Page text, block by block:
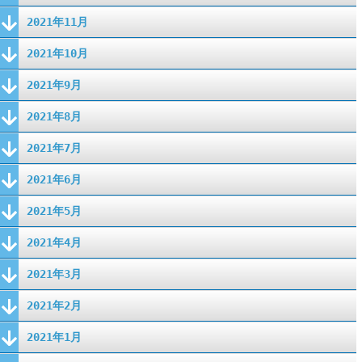
2021年11月
2021年10月
2021年9月
2021年8月
2021年7月
2021年6月
2021年5月
2021年4月
2021年3月
2021年2月
2021年1月